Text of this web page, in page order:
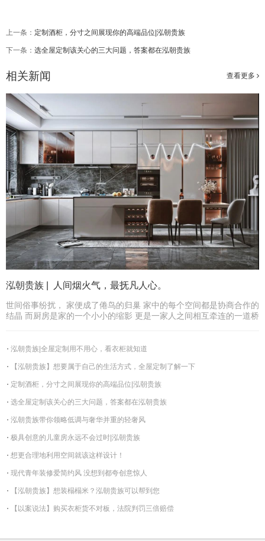
上一条： 定制酒柜，分寸之间展现你的高端品位|泓朝贵族
下一条： 选全屋定制该关心的三大问题，答案都在泓朝贵族
相关新闻 查看更多
泓朝贵族 | 人间烟火气，最抚凡人心。
世间俗事纷扰， 家便成了倦鸟的归巢 家中的每个空间都是协商合作的
结晶 而厨房是家的一个小小的缩影 更是一家人之间相互牵连的一道桥
泓朝贵族|全屋定制用不用心，看衣柜就知道
【泓朝贵族】想要属于自己的生活方式，全屋定制了解一下
定制酒柜，分寸之间展现你的高端品位|泓朝贵族
选全屋定制该关心的三大问题，答案都在泓朝贵族
泓朝贵族带你领略低调与奢华并重的轻奢风
极具创意的儿童房永远不会过时|泓朝贵族
想更合理地利用空间就该这样设计！
现代青年装修爱简约风 没想到都夸创意惊人
【泓朝贵族】想装榻榻米？泓朝贵族可以帮到您
【以案说法】购买衣柜货不对板，法院判罚三倍赔偿